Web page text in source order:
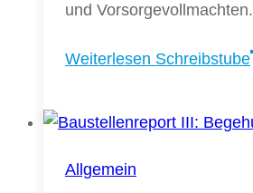
und Vorsorgevollmachten.
Weiterlesen Schreibstube
Allgemein